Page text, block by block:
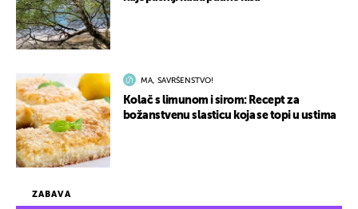
ZABAVA
MA, SAVRŠENSTVO!
Kolač s limunom i sirom: Recept za
božanstvenu slasticu koja se topi u ustima